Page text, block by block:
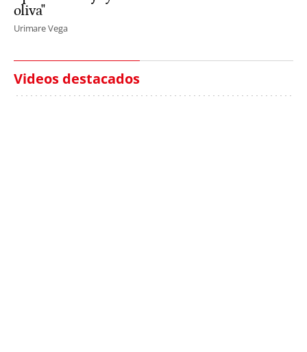
oliva"
Urimare Vega
Videos destacados